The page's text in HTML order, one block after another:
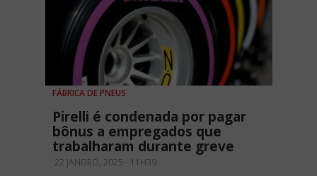
FÁBRICA DE PNEUS
Pirelli é condenada por pagar
bônus a empregados que
trabalharam durante greve
22 JANEIRO, 2025 - 11H39